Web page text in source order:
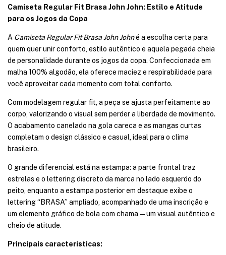
Camiseta Regular Fit Brasa John John: Estilo e Atitude
para os Jogos da Copa
A Camiseta Regular Fit Brasa John Johné a escolha certa para
quem quer unir conforto, estilo autêntico e aquela pegada cheia
de personalidade durante os jogos da copa. Confeccionada em
malha 100% algodão, ela oferece maciez e respirabilidade para
você aproveitar cada momento com total conforto.
Com modelagem regular fit, a peça se ajusta perfeitamente ao
corpo, valorizando o visual sem perder a liberdade de movimento.
O acabamento canelado na gola careca e as mangas curtas
completam o design clássico e casual, ideal para o clima
brasileiro.
O grande diferencial está na estampa: a parte frontal traz
estrelas e o lettering discreto da marca no lado esquerdo do
peito, enquanto a estampa posterior em destaque exibe o
lettering “BRASA” ampliado, acompanhado de uma inscrição e
um elemento gráfico de bola com chama — um visual autêntico e
cheio de atitude.
Principais características: